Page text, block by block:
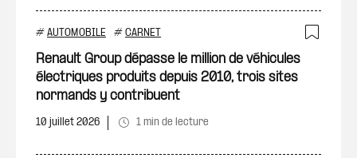
# AUTOMOBILE # CARNET
Renault Group dépasse le million de véhicules
électriques produits depuis 2010, trois sites
normands y contribuent
10 juillet 2026 1 min de lecture